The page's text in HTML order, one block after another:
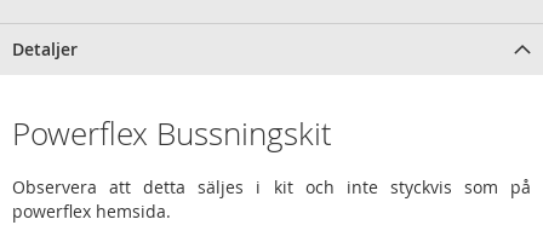
Detaljer
Powerflex Bussningskit
Observera att detta säljes i kit och inte styckvis som på
powerflex hemsida.